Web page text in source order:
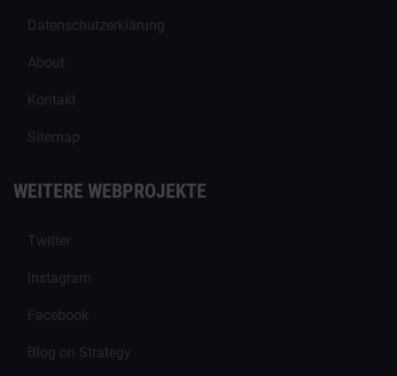
Datenschutzerklärung
About
Kontakt
Sitemap
WEITERE WEBPROJEKTE
Twitter
Instagram
Facebook
Blog on Strategy